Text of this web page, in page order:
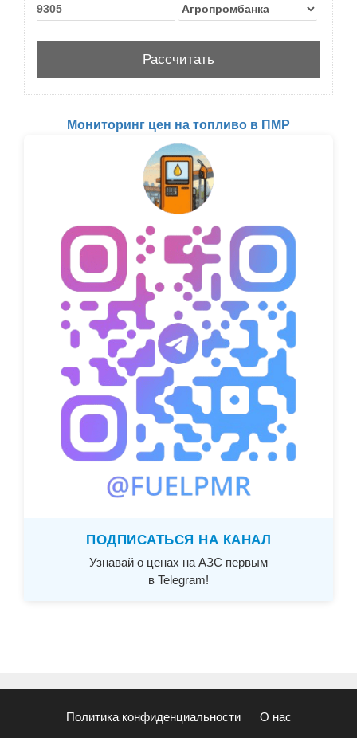
Мониторинг цен на топливо в ПМР
ПОДПИСАТЬСЯ НА КАНАЛ
Узнавай о ценах на АЗС первым
в Telegram!
Политика конфиденциальности О нас